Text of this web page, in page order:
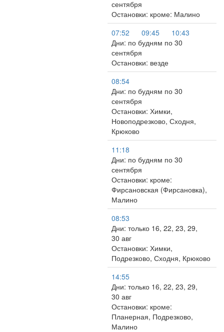
сентября
Остановки: кроме: Малино
07:52
09:45
10:43
Дни: по будням по 30
сентября
Остановки: везде
08:54
Дни: по будням по 30
сентября
Остановки: Химки,
Новоподрезково, Сходня,
Крюково
11:18
Дни: по будням по 30
сентября
Остановки: кроме:
Фирсановская (Фирсановка),
Малино
08:53
Дни: только 16, 22, 23, 29,
30 авг
Остановки: Химки,
Подрезково, Сходня, Крюково
14:55
Дни: только 16, 22, 23, 29,
30 авг
Остановки: кроме:
Планерная, Подрезково,
Малино